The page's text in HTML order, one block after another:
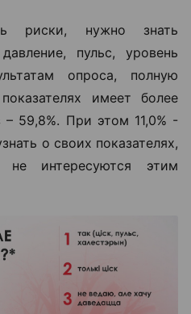
риски, нужно знать
пульс, уровень
опроса, полную
имеет более
– 59,8%. При этом 11,0% -
о своих показателях,
не интересуются этим